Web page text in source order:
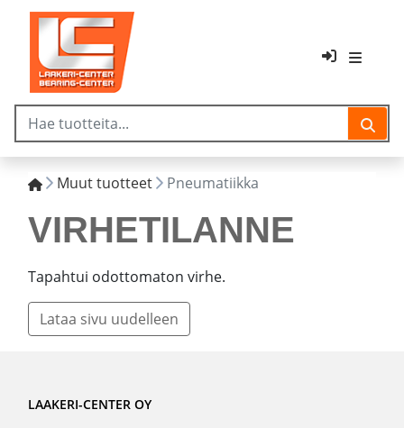
Muut tuotteet Pneumatiikka
VIRHETILANNE
Tapahtui odottomaton virhe.
Lataa sivu uudelleen
LAAKERI-CENTER OY